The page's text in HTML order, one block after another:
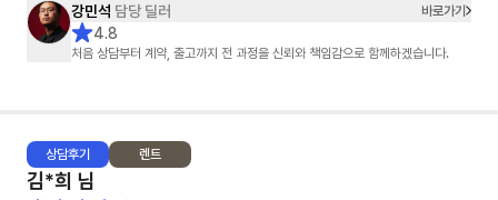
강민석 담당 딜러 바로가기
4.8
처음 상담부터 계약, 출고까지 전 과정을 신뢰와 책임감으로 함께하겠습니다.
상담후기 렌트
김*희 님